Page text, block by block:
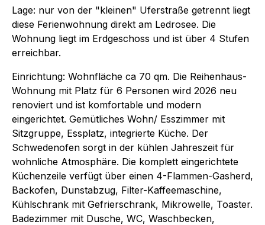
Lage: nur von der "kleinen" Uferstraße getrennt liegt
diese Ferienwohnung direkt am Ledrosee. Die
Wohnung liegt im Erdgeschoss und ist über 4 Stufen
erreichbar.
Einrichtung: Wohnfläche ca 70 qm. Die Reihenhaus-
Wohnung mit Platz für 6 Personen wird 2026 neu
renoviert und ist komfortable und modern
eingerichtet. Gemütliches Wohn/ Esszimmer mit
Sitzgruppe, Essplatz, integrierte Küche. Der
Schwedenofen sorgt in der kühlen Jahreszeit für
wohnliche Atmosphäre. Die komplett eingerichtete
Küchenzeile verfügt über einen 4-Flammen-Gasherd,
Backofen, Dunstabzug, Filter-Kaffeemaschine,
Kühlschrank mit Gefrierschrank, Mikrowelle, Toaster.
Badezimmer mit Dusche, WC, Waschbecken,